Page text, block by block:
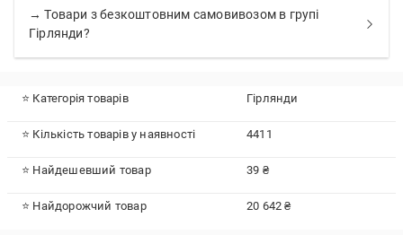
→ Товари з безкоштовним самовивозом в групі
Гірлянди?
⭐ Категорія товарів Гірлянди
⭐ Кількість товарів у наявності 4411
⭐ Найдешевший товар 39 ₴
⭐ Найдорожчий товар 20 642 ₴